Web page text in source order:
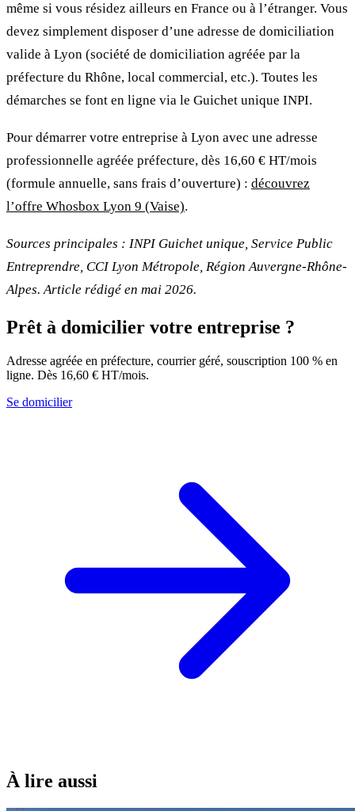
même si vous résidez ailleurs en France ou à l’étranger. Vous
devez simplement disposer d’une adresse de domiciliation
valide à Lyon (société de domiciliation agréée par la
préfecture du Rhône, local commercial, etc.). Toutes les
démarches se font en ligne via le Guichet unique INPI.
Pour démarrer votre entreprise à Lyon avec une adresse
professionnelle agréée préfecture, dès 16,60 € HT/mois
(formule annuelle, sans frais d’ouverture) : découvrez
l’offre Whosbox Lyon 9 (Vaise).
Sources principales : INPI Guichet unique, Service Public
Entreprendre, CCI Lyon Métropole, Région Auvergne-Rhône-
Alpes. Article rédigé en mai 2026.
Prêt à domicilier votre entreprise ?
Adresse agréée en préfecture, courrier géré, souscription 100 % en
ligne. Dès 16,60 € HT/mois.
Se domicilier
À lire aussi